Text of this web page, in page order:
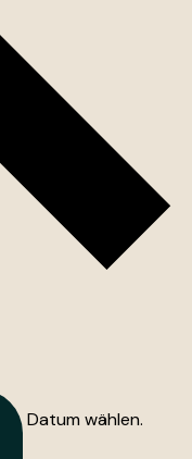
Datum wählen.